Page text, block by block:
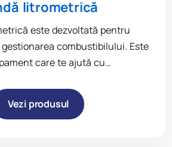
litrometrică
este dezvoltată pentru
combustibilului. Este
care te ajută cu…
Vezi produsul